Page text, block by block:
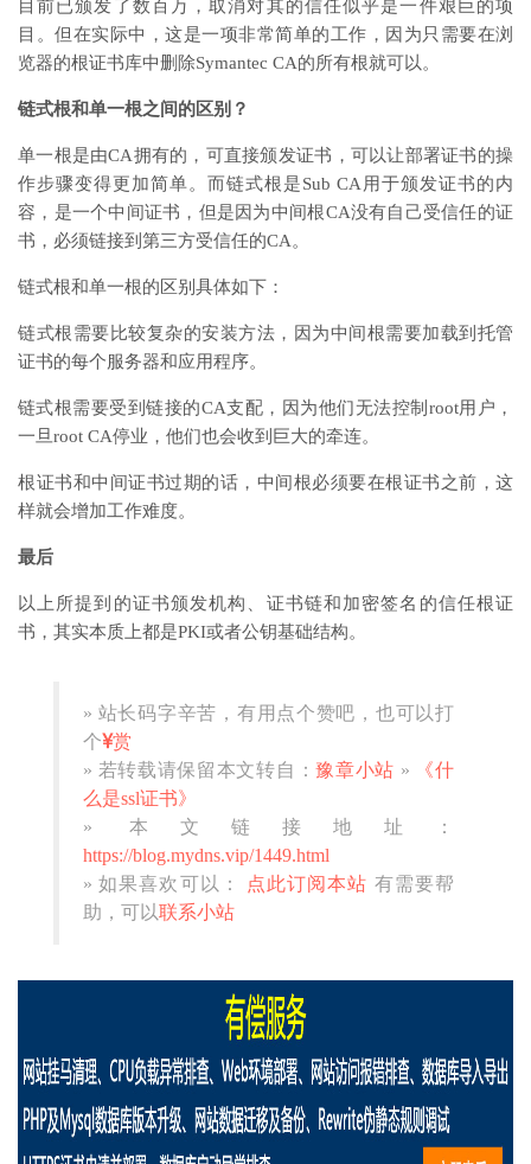
目前已颁发了数百万，取消对其的信任似乎是一件艰巨的项
目。但在实际中，这是一项非常简单的工作，因为只需要在浏
览器的根证书库中删除Symantec CA的所有根就可以。
链式根和单一根之间的区别？
单一根是由CA拥有的，可直接颁发证书，可以让部署证书的操
作步骤变得更加简单。而链式根是Sub CA用于颁发证书的内
容，是一个中间证书，但是因为中间根CA没有自己受信任的证
书，必须链接到第三方受信任的CA。
链式根和单一根的区别具体如下：
链式根需要比较复杂的安装方法，因为中间根需要加载到托管
证书的每个服务器和应用程序。
链式根需要受到链接的CA支配，因为他们无法控制root用户，
一旦root CA停业，他们也会收到巨大的牵连。
根证书和中间证书过期的话，中间根必须要在根证书之前，这
样就会增加工作难度。
最后
以上所提到的证书颁发机构、证书链和加密签名的信任根证
书，其实本质上都是PKI或者公钥基础结构。
» 站长码字辛苦，有用点个赞吧，也可以打
个 赏
» 若转载请保留本文转自：豫章小站 »
《什
么是ssl证书》
» 本文链接地址：
https://blog.mydns.vip/1449.html
» 如果喜欢可以：
点此订阅本站 有需要帮
助，可以联系小站